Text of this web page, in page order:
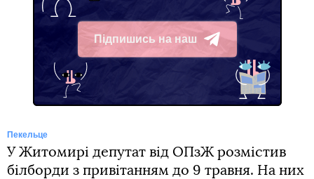
Підпишись на наш
Telegram
Пекельце
У Житомирі депутат від ОПзЖ розмістив
білборди з привітанням до 9 травня. На них